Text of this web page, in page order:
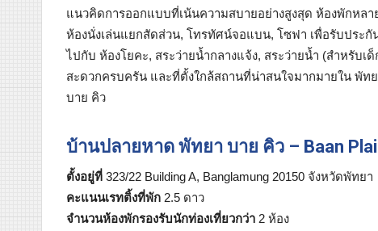
แนวคิดการออกแบบที่เน้นความสบายอย่างสูงสุด ห้องพักหล
ห้องนั่งเล่นแยกสัดส่วน, โทรทัศน์จอแบน, โซฟา เพื่อรับปร
ไปกับ ห้องโยคะ, สระว่ายน้ำกลางแจ้ง, สระว่ายน้ำ (สำหรับ
สะดวกครบครัน และที่ตั้งใกล้สถานที่น่าสนใจมากมายใน พั
บาย คิว
บ้านปลายหาด พัทยา บาย คิว – Baan Plai
ตั้งอยู่ที่ 323/22 Building A, Banglamung 20150 จังหวัดพัทยา
คะแนนเรทติ้งที่พัก 2.5 ดาว
จำนวนห้องพักรองรับนักท่องเที่ยวกว่า 2 ห้อง